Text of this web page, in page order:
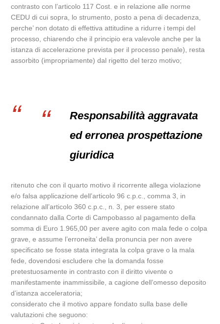
contrasto con l’articolo 117 Cost. e in relazione alle norme
CEDU di cui sopra, lo strumento, posto a pena di decadenza,
perche’ non dotato di effettiva attitudine a ridurre i tempi del
processo, chiarendo che il principio era valevole anche per la
istanza di accelerazione prevista per il processo penale), resta
assorbito (impropriamente) dal rigetto del terzo motivo;
Responsabilità aggravata
ed erronea prospettazione
giuridica
ritenuto che con il quarto motivo il ricorrente allega violazione
e/o falsa applicazione dell’articolo 96 c.p.c., comma 3, in
relazione all’articolo 360 c.p.c., n. 3, per essere stato
condannato dalla Corte di Campobasso al pagamento della
somma di Euro 1.965,00 per avere agito con mala fede o colpa
grave, e assume l’erroneita’ della pronuncia per non avere
specificato se fosse stata integrata la colpa grave o la mala
fede, dovendosi escludere che la domanda fosse
pretestuosamente in contrasto con il diritto vivente o
manifestamente inammissibile, a cagione dell’omesso deposito
d’istanza acceleratoria;
considerato che il motivo appare fondato sulla base delle
valutazioni che seguono: